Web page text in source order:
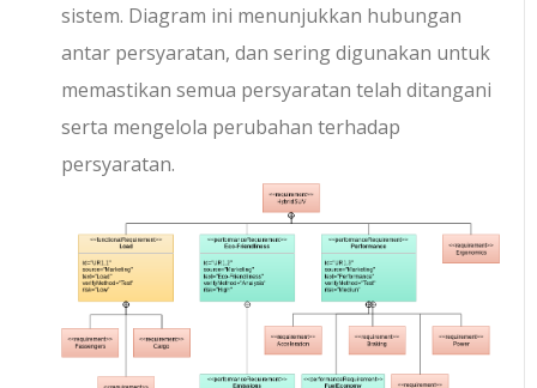
sistem. Diagram ini menunjukkan hubungan
antar persyaratan, dan sering digunakan untuk
memastikan semua persyaratan telah ditangani
serta mengelola perubahan terhadap
persyaratan.